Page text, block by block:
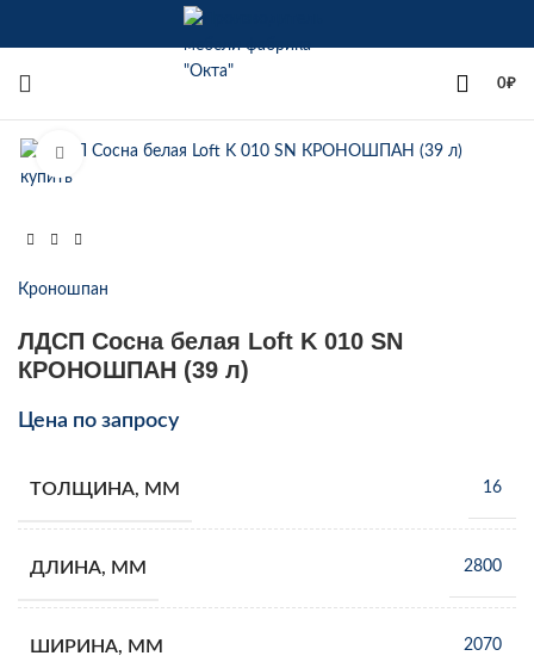
0₽
Увеличить
Кроношпан
ЛДСП Сосна белая Loft K 010 SN
КРОНОШПАН (39 л)
Цена по запросу
ТОЛЩИНА, ММ 16
ДЛИНА, ММ 2800
ШИРИНА, ММ 2070